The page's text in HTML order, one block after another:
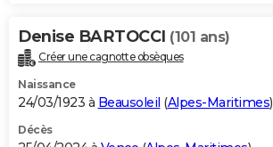
Denise BARTOCCI (101 ans)
Créer une cagnotte obsèques
Naissance
24/03/1923 à Beausoleil (Alpes-Maritimes)
Décès